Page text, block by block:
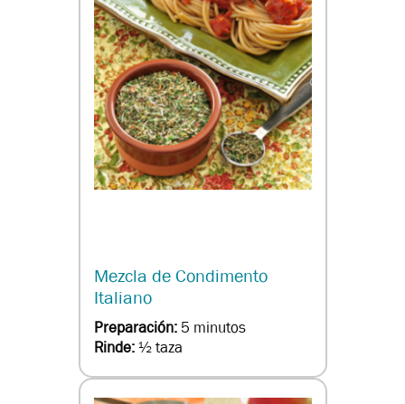
Mezcla de Condimento
Italiano
Preparación: 5 minutos
Rinde:½ taza